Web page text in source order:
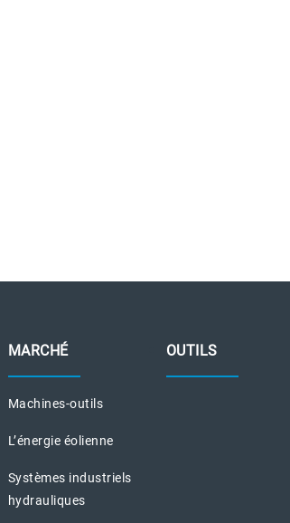
MARCHÉ
Machines-outils
L’énergie éolienne
Systèmes industriels
hydrauliques
OUTILS